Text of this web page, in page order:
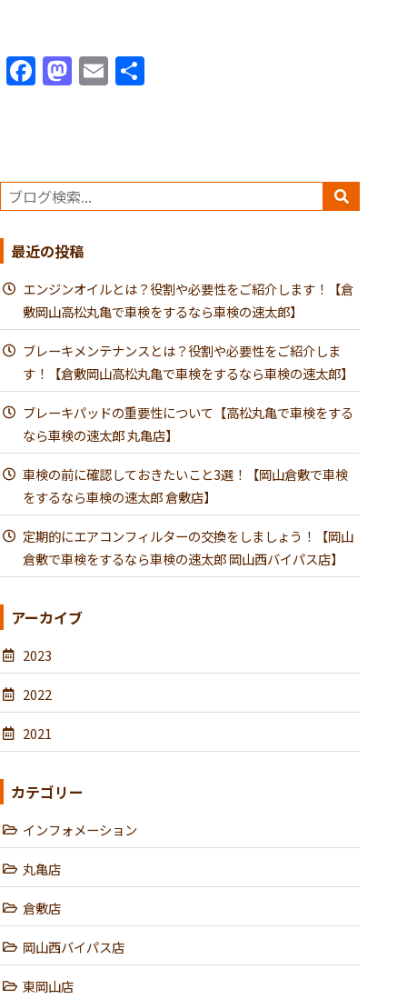
Facebook
Mastodon
Email
最近の投稿
エンジンオイルとは？役割や必要性をご紹介します！【倉
敷岡山高松丸亀で車検をするなら車検の速太郎】
ブレーキメンテナンスとは？役割や必要性をご紹介しま
す！【倉敷岡山高松丸亀で車検をするなら車検の速太郎】
ブレーキパッドの重要性について【高松丸亀で車検をする
なら車検の速太郎 丸亀店】
車検の前に確認しておきたいこと3選！【岡山倉敷で車検
をするなら車検の速太郎 倉敷店】
定期的にエアコンフィルターの交換をしましょう！【岡山
倉敷で車検をするなら車検の速太郎 岡山西バイパス店】
アーカイブ
2023
2022
2021
カテゴリー
インフォメーション
丸亀店
倉敷店
岡山西バイパス店
東岡山店